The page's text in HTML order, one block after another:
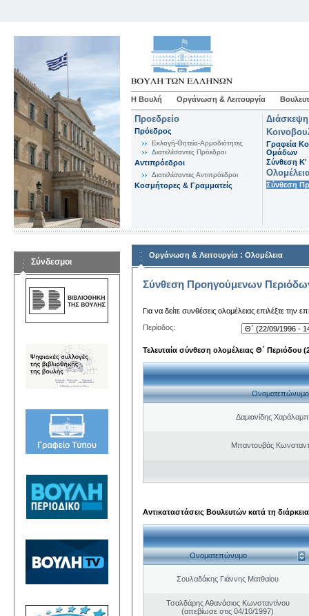
Η Βουλή Οργάνωση & Λειτουργία
Προεδρείο
Πρόεδρος
Εκλογή-Θητεία-Αρμοδιότητες
Διατελέσαντες Πρόεδροι
Αντιπρόεδροι
Διατελέσαντες Αντιπρόεδροι
Κοσμήτορες & Γραμματείς
Γραφεία
Ομάδων
Σύνθεση K'
Σύνθεση
Σύνδεσμοι
Οργάνωση & Λειτουργία : Ολομέλεια
Σύνθεση Προηγούμενων
Για να δείτε συνθέσεις ολομέλειας επιλέξτε την
Περίοδος:
Τελευταία σύνθεση ολομέλειας Θ΄ Περιόδου
Ονοματεπώνυμο
Δαμιανίδης
Μπαντουβάς
Αντικαταστάσεις Βουλευτών κατά τη
Ονοματεπώνυμο
Σουλαδάκης Γιάννης Ματθαίου
Τσαλδάρης Αθανάσιος Κωνσταντίνου
(απεβίωσε στις 04/10/1997)